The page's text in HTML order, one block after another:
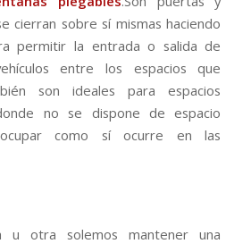
cierran sobre sí mismas haciendo
permitir la entrada o salida de
entre los espacios que
son ideales para espacios
no se dispone de espacio
como sí ocurre en las
u otra solemos mantener una